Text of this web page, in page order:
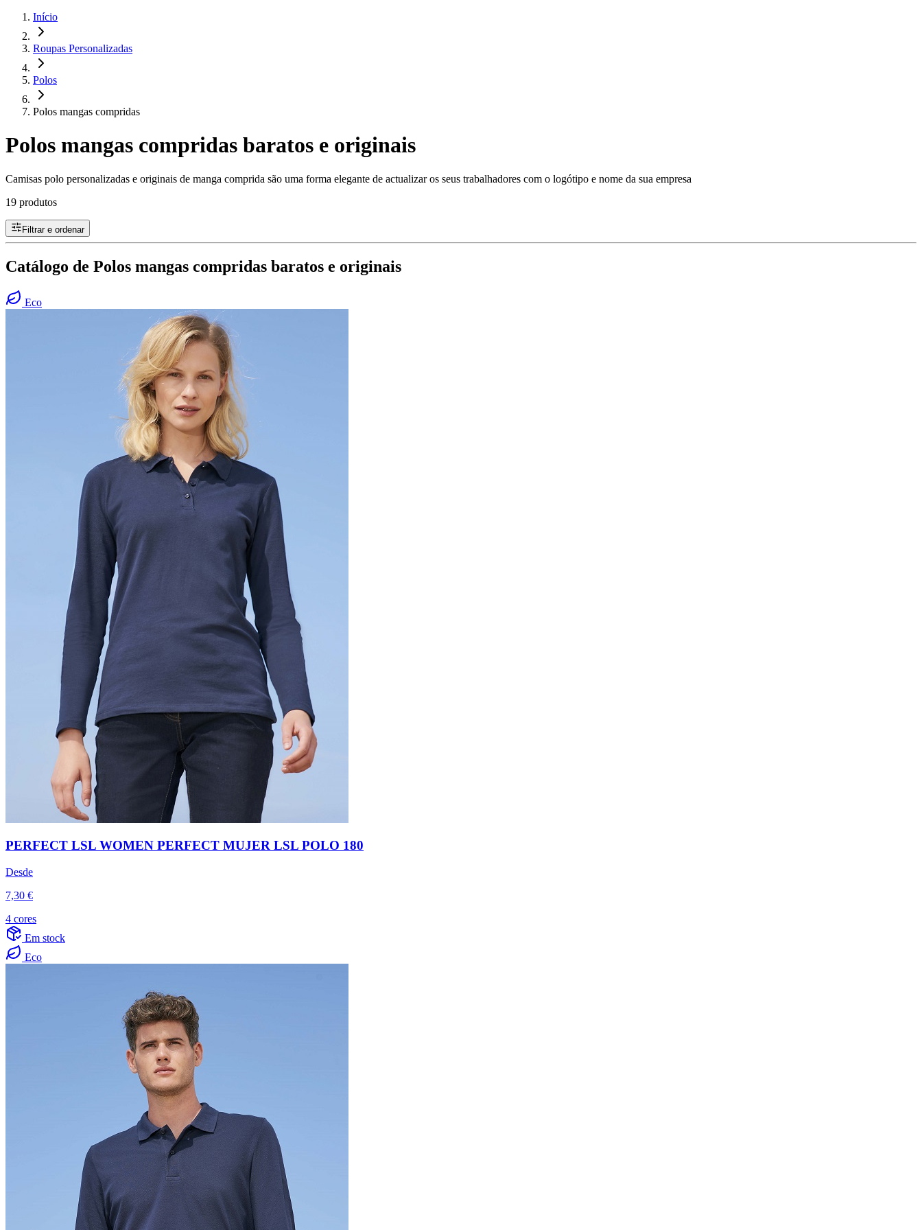
Início
Roupas Personalizadas
Polos
Polos mangas compridas
Polos mangas compridas baratos e originais
Camisas polo personalizadas e originais de manga comprida são uma forma elegante de actualizar os seus trabalhadores com o logótipo e nome da sua empresa
19 produtos
Filtrar e ordenar
Catálogo de Polos mangas compridas baratos e originais
Eco
PERFECT LSL WOMEN PERFECT MUJER LSL POLO 180
Desde
7,30 €
4 cores
Em stock
Eco